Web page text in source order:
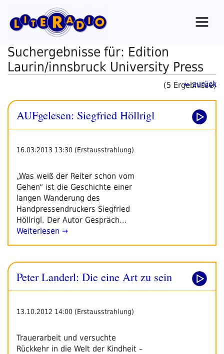
Inhalt
springen
Suchergebnisse für: Edition
Laurin/innsbruck University Press
(5 Ergebnisse)
← zurück
AUFgelesen: Siegfried Höllrigl
16.03.2013 13:30 (Erstausstrahlung)
„Was weiß der Reiter schon vom
Gehen“ ist die Geschichte einer
langen Wanderung des
Handpressendruckers Siegfried
Höllrigl. Der Autor Gespräch…
Weiterlesen →
Peter Landerl: Die eine Art zu sein
13.10.2012 14:00 (Erstausstrahlung)
Trauerarbeit und versuchte
Rückkehr in die Welt der Kindheit –